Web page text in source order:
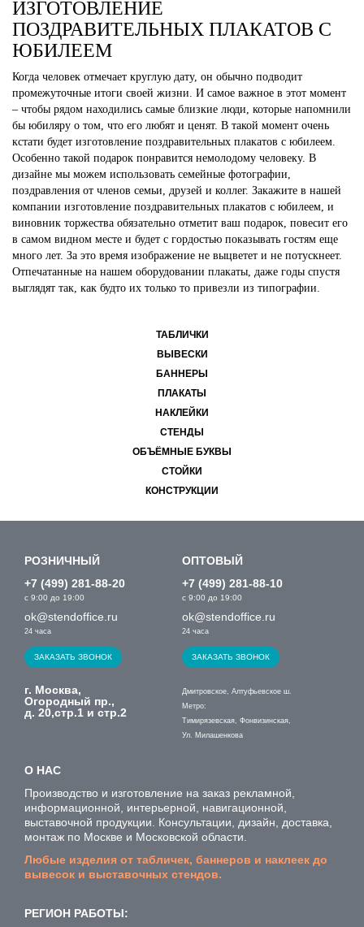
ИЗГОТОВЛЕНИЕ
ПОЗДРАВИТЕЛЬНЫХ ПЛАКАТОВ С
ЮБИЛЕЕМ
Когда человек отмечает круглую дату, он обычно подводит
промежуточные итоги своей жизни. И самое важное в этот момент
– чтобы рядом находились самые близкие люди, которые напомнили
бы юбиляру о том, что его любят и ценят. В такой момент очень
кстати будет изготовление поздравительных плакатов с юбилеем.
Особенно такой подарок понравится немолодому человеку. В
дизайне мы можем использовать семейные фотографии,
поздравления от членов семьи, друзей и коллег. Закажите в нашей
компании изготовление поздравительных плакатов с юбилеем, и
виновник торжества обязательно отметит ваш подарок, повесит его
в самом видном месте и будет с гордостью показывать гостям еще
много лет. За это время изображение не выцветет и не потускнеет.
Отпечатанные на нашем оборудовании плакаты, даже годы спустя
выглядят так, как будто их только то привезли из типографии.
ТАБЛИЧКИ
ВЫВЕСКИ
БАННЕРЫ
ПЛАКАТЫ
НАКЛЕЙКИ
СТЕНДЫ
ОБЪЁМНЫЕ БУКВЫ
СТОЙКИ
КОНСТРУКЦИИ
РОЗНИЧНЫЙ
+7 (499) 281-88-20
с 9:00 до 19:00
ok@stendoffice.ru
24 часа
ЗАКАЗАТЬ ЗВОНОК
ОПТОВЫЙ
+7 (499) 281-88-10
с 9:00 до 19:00
ok@stendoffice.ru
24 часа
ЗАКАЗАТЬ ЗВОНОК
г. Москва,
Огородный пр.,
д. 20,стр.1 и стр.2
Дмитровское, Алтуфьевское ш.
Метро:
Тимирязевская, Фонвизинская,
Ул. Милашенкова
О НАС
Производство и изготовление на заказ рекламной,
информационной, интерьерной, навигационной,
выставочной продукции. Консультации, дизайн, доставка,
монтаж по Москве и Московской области.
Любые изделия от табличек, баннеров и наклеек до
вывесок и выставочных стендов.
РЕГИОН РАБОТЫ: